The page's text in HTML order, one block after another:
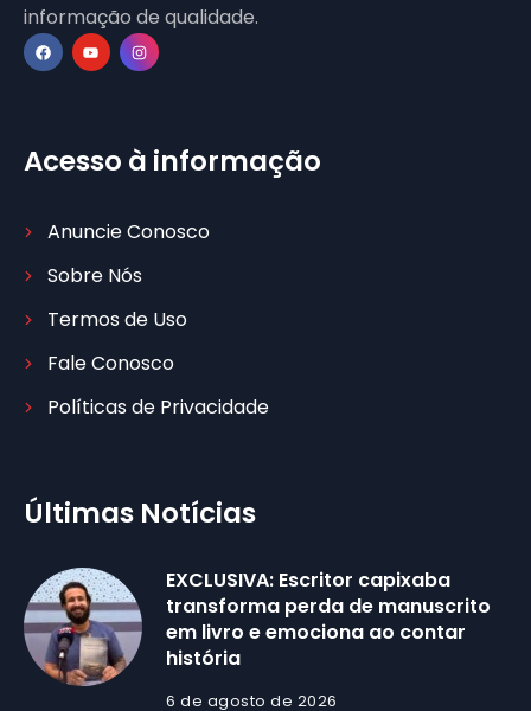
informação de qualidade.
Acesso à informação
Anuncie Conosco
Sobre Nós
Termos de Uso
Fale Conosco
Políticas de Privacidade
Últimas Notícias
EXCLUSIVA: Escritor capixaba
transforma perda de manuscrito
em livro e emociona ao contar
história
6 de agosto de 2026